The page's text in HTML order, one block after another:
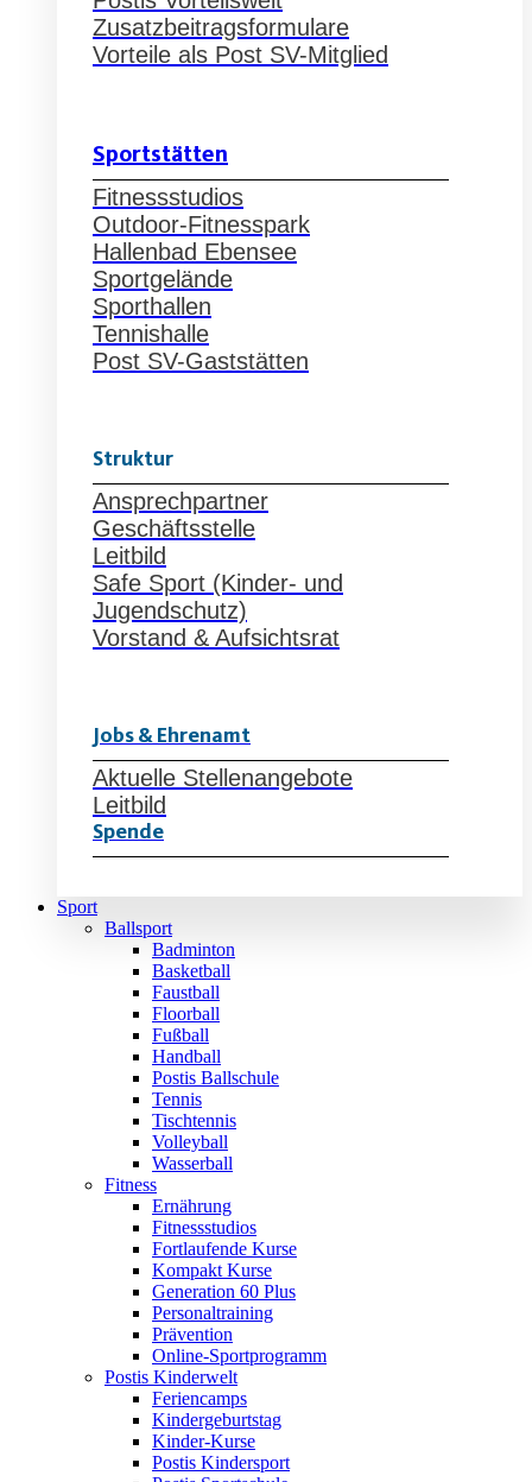
Zusatzbeitragsformulare
Vorteile als Post SV-Mitglied
Sportstätten
Fitnessstudios
Outdoor-Fitnesspark
Hallenbad Ebensee
Sportgelände
Sporthallen
Tennishalle
Post SV-Gaststätten
Struktur
Ansprechpartner
Geschäftsstelle
Leitbild
Safe Sport (Kinder- und
Jugendschutz)
Vorstand & Aufsichtsrat
Jobs & Ehrenamt
Aktuelle Stellenangebote
Leitbild
Spende
Sport
Ballsport
Badminton
Basketball
Faustball
Floorball
Fußball
Handball
Postis Ballschule
Tennis
Tischtennis
Volleyball
Wasserball
Fitness
Ernährung
Fitnessstudios
Fortlaufende Kurse
Kompakt Kurse
Generation 60 Plus
Personaltraining
Prävention
Online-Sportprogramm
Postis Kinderwelt
Feriencamps
Kindergeburtstag
Kinder-Kurse
Postis Kindersport